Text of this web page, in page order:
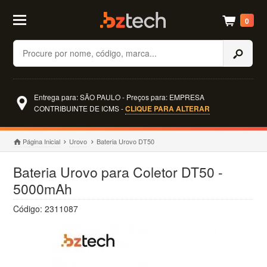
Buscar
0
Entrega para: SÃO PAULO - Preços para: EMPRESA
CONTRIBUINTE DE ICMS -CLIQUE PARA ALTERAR
Página Inicial Urovo Bateria Urovo DT50
Bateria Urovo para Coletor DT50 -
5000mAh
Código: 2311087